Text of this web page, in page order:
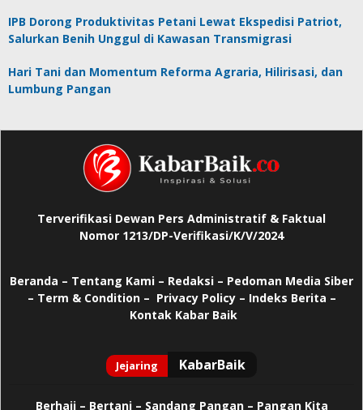
IPB Dorong Produktivitas Petani Lewat Ekspedisi Patriot,
Salurkan Benih Unggul di Kawasan Transmigrasi
Hari Tani dan Momentum Reforma Agraria, Hilirisasi, dan
Lumbung Pangan
Terverifikasi Dewan Pers Administratif & Faktual
Nomor 1213/DP-Verifikasi/K/V/2024
Beranda – Tentang Kami – Redaksi – Pedoman Media Siber
– Term & Condition – Privacy Policy– Indeks Berita –
Kontak Kabar Baik
Berhaji– Bertani – Sandang Pangan – Pangan Kita